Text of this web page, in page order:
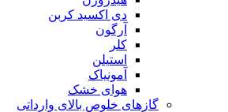
دی اکسید کربن
آرگون
کلر
استیلن
آمونیاک
هوای خشک
گازهای خلوص بالای وارداتی